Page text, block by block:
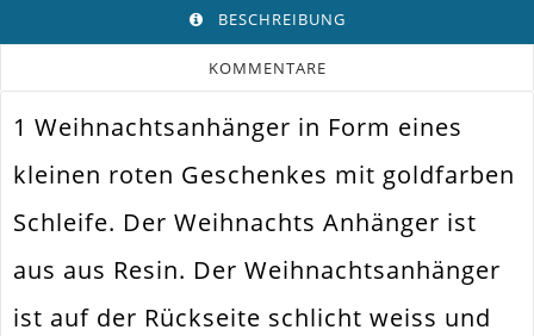
BESCHREIBUNG
KOMMENTARE
Farbe Rot
Funktion Anhänger
Spezifikation Schmuckanhänger
Verwendung
Halsketten. Armbänder. Ohrringe.
1 Weihnachtsanhänger in Form eines
kleinen roten Geschenkes mit goldfarben
Schleife. Der Weihnachts Anhänger ist
aus aus Resin. Der Weihnachtsanhänger
ist auf der Rückseite schlicht weiss und